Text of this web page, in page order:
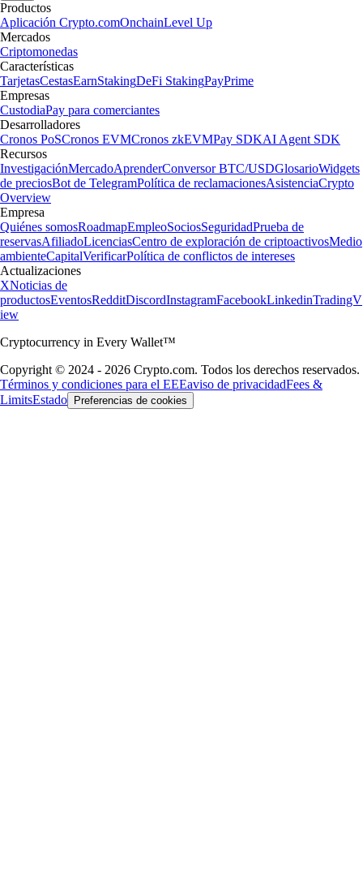
Productos
Aplicación Crypto.comOnchainLevel Up
Mercados
Criptomonedas
Características
TarjetasCestasEarnStakingDeFi StakingPayPrime
Empresas
CustodiaPay para comerciantes
Desarrolladores
Cronos PoSCronos EVMCronos zkEVMPay SDKAI Agent SDK
Recursos
InvestigaciónMercadoAprenderConversor BTC/USDGlosarioWidgets
de preciosBot de TelegramPolítica de reclamacionesAsistenciaCrypto
Overview
Empresa
Quiénes somosRoadmapEmpleoSociosSeguridadPrueba de
reservasAfiliadoLicenciasCentro de exploración de criptoactivosMedio
ambienteCapitalVerificarPolítica de conflictos de intereses
Actualizaciones
XNoticias de
productosEventosRedditDiscordInstagramFacebookLinkedinTradingV
iew
Cryptocurrency in Every Wallet™
Copyright © 2024 - 2026 Crypto.com. Todos los derechos reservados.
Términos y condiciones para el EEEaviso de privacidadFees &
LimitsEstado Preferencias de cookies